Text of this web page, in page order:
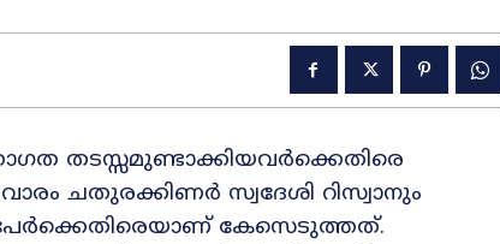
തടസ്സമുണ്ടാക്കിയവർക്കെതിരെ
ചതുരക്കിണർ സ്വദേശി റിസ്വാനും
കേസെടുത്തത്.